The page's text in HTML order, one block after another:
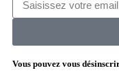
Vous pouvez vous